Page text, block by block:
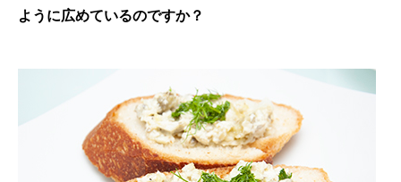
ように広めているのですか？